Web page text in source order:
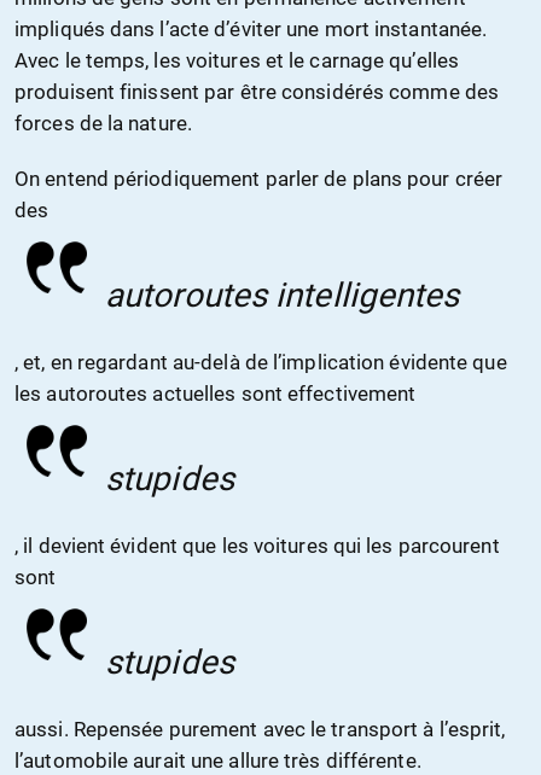
impliqués dans l’acte d’éviter une mort instantanée.
Avec le temps, les voitures et le carnage qu’elles
produisent finissent par être considérés comme des
forces de la nature.
On entend périodiquement parler de plans pour créer
des
autoroutes intelligentes
, et, en regardant au-delà de l’implication évidente que
les autoroutes actuelles sont effectivement
stupides
, il devient évident que les voitures qui les parcourent
sont
stupides
aussi. Repensée purement avec le transport à l’esprit,
l’automobile aurait une allure très différente.